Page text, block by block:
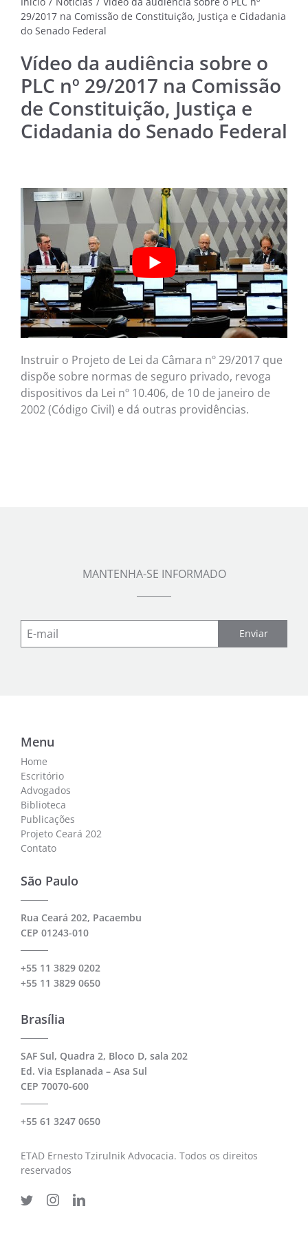
29/2017 na Comissão de Constituição, Justiça e Cidadania
do Senado Federal
Vídeo da audiência sobre o
PLC nº 29/2017 na Comissão
de Constituição, Justiça e
Cidadania do Senado Federal
Instruir o Projeto de Lei da Câmara nº 29/2017 que
dispõe sobre normas de seguro privado, revoga
dispositivos da Lei nº 10.406, de 10 de janeiro de
2002 (Código Civil) e dá outras providências.
MANTENHA-SE INFORMADO
Enviar
Menu
Home
Escritório
Advogados
Biblioteca
Publicações
Projeto Ceará 202
Contato
São Paulo
Rua Ceará 202, Pacaembu
CEP 01243-010
+55 11 3829 0202
+55 11 3829 0650
Brasília
SAF Sul, Quadra 2, Bloco D, sala 202
Ed. Via Esplanada – Asa Sul
CEP 70070-600
+55 61 3247 0650
ETAD Ernesto Tzirulnik Advocacia. Todos os direitos
reservados